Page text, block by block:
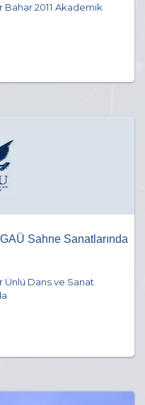
2011 Akademik
Sahne Sanatlarında
Dans ve Sanat